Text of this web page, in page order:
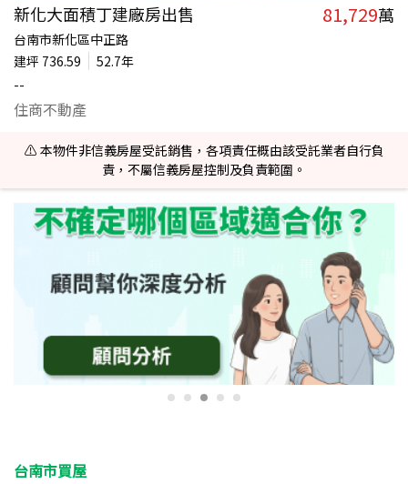
新化大面積丁建廠房出售 81,729萬
台南市新化區中正路
建坪 736.59
52.7年
--
住商不動產
⚠️ 本物件非信義房屋受託銷售，各項責任概由該受託業者自行負
責，不屬信義房屋控制及負責範圍。
台南市買屋